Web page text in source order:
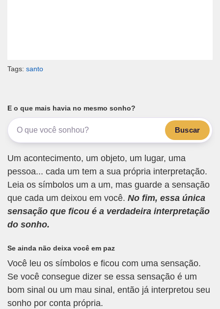
Tags: santo
E o que mais havia no mesmo sonho?
Buscar
Um acontecimento, um objeto, um lugar, uma
pessoa... cada um tem a sua própria interpretação.
Leia os símbolos um a um, mas guarde a sensação
que cada um deixou em você. No fim, essa única
sensação que ficou é a verdadeira interpretação
do sonho.
Se ainda não deixa você em paz
Você leu os símbolos e ficou com uma sensação.
Se você consegue dizer se essa sensação é um
bom sinal ou um mau sinal, então já interpretou seu
sonho por conta própria.